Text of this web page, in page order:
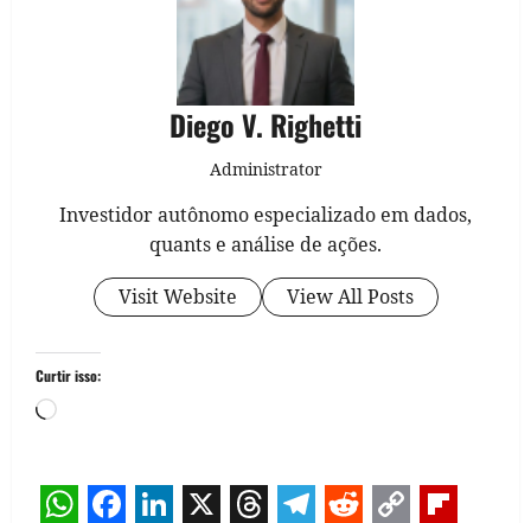
Diego V. Righetti
Administrator
Investidor autônomo especializado em dados,
quants e análise de ações.
Visit Website
View All Posts
Curtir isso:
Carregando...